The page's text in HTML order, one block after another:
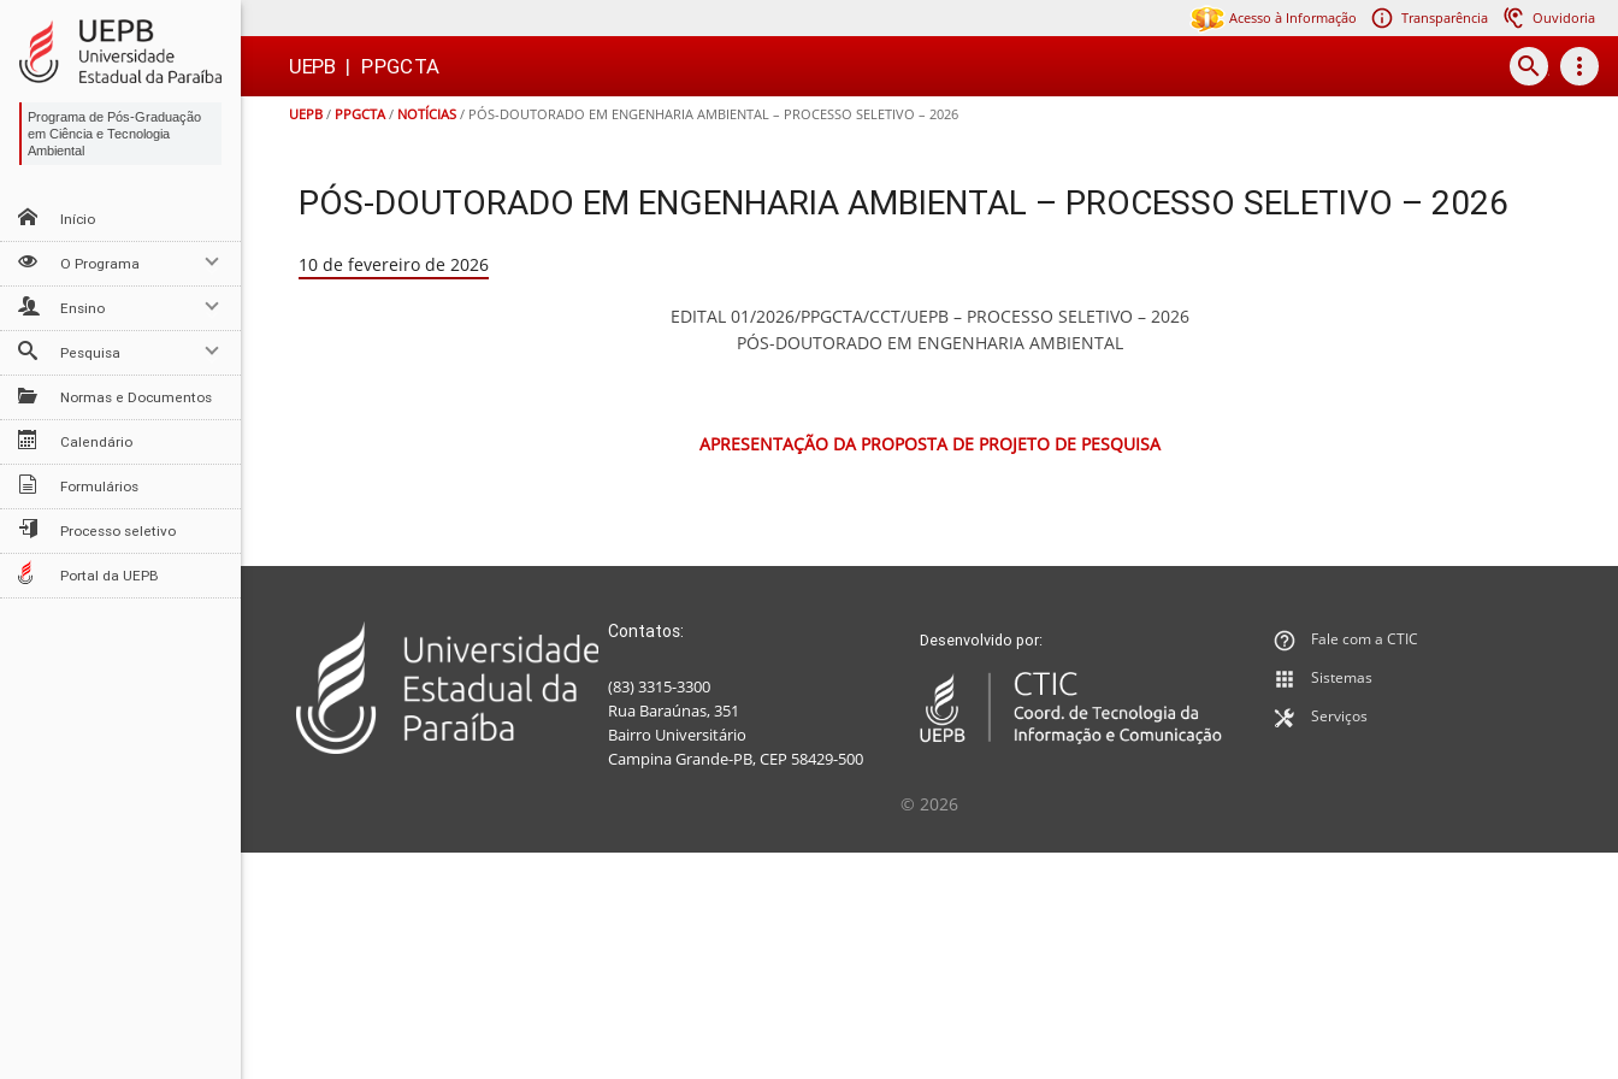
para
conteúdo
para
menu
para
busca
para
rodapé

Acesso à Informação Transparência Ouvidoria
UEPB | PPGCTA search more_vert
UEPB / PPGCTA/ NOTÍCIAS / PÓS-DOUTORADO EM ENGENHARIA AMBIENTAL – PROCESSO SELETIVO – 2026
Programa de Pós-Graduação
em Ciência e Tecnologia
Ambiental
Início
O Programa
Ensino
Pesquisa
Normas e Documentos
Calendário
Formulários
Processo seletivo
Portal da UEPB
PÓS-DOUTORADO EM ENGENHARIA AMBIENTAL – PROCESSO SELETIVO – 2026
10 de fevereiro de 2026
EDITAL 01/2026/PPGCTA/CCT/UEPB – PROCESSO SELETIVO – 2026
PÓS-DOUTORADO EM ENGENHARIA AMBIENTAL
APRESENTAÇÃO DA PROPOSTA DE PROJETO DE PESQUISA
Contatos:
(83) 3315-3300
Rua Baraúnas, 351
Bairro Universitário
Campina Grande-PB, CEP 58429-500
Desenvolvido por:
Fale com a CTIC
Sistemas
Serviços
© 2026